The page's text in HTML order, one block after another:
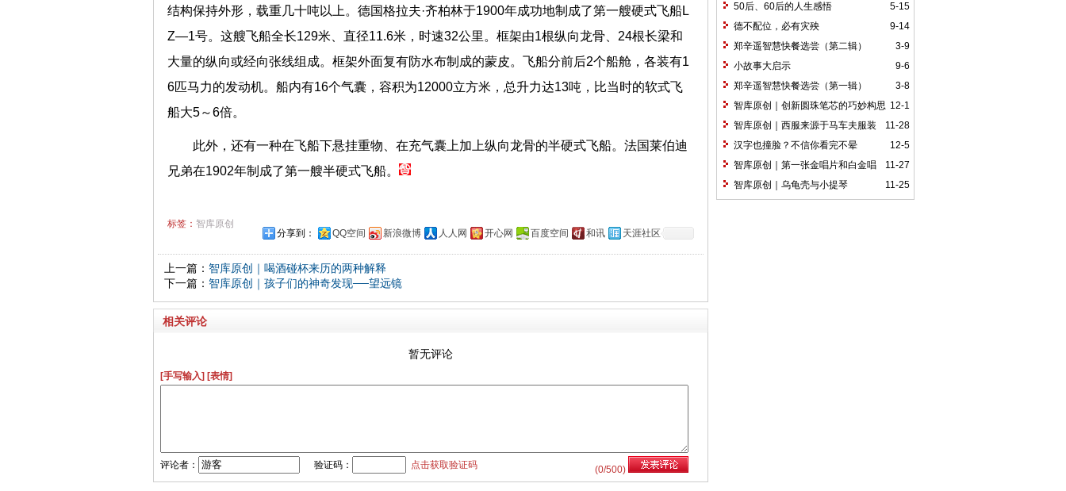
结构保持外形，载重几十吨以上。德国格拉夫·齐柏林于1900年成功地制成了第一艘硬式飞船L
Z—1号。这艘飞船全长129米、直径11.6米，时速32公里。框架由1根纵向龙骨、24根长梁和
大量的纵向或经向张线组成。框架外面复有防水布制成的蒙皮。飞船分前后2个船舱，各装有1
6匹马力的发动机。船内有16个气囊，容积为12000立方米，总升力达13吨，比当时的软式飞
船大5～6倍。
此外，还有一种在飞船下悬挂重物、在充气囊上加上纵向龙骨的半硬式飞船。法国莱伯迪
兄弟在1902年制成了第一艘半硬式飞船。
标签： 智库原创
分享到：
QQ空间 新浪微博 人人网 开心网 百度空间 和讯 天涯社区
上一篇： 智库原创｜喝酒碰杯来历的两种解释
下一篇： 智库原创｜孩子们的神奇发现──望远镜
相关评论
暂无评论
[手写输入] [表情]
(0/500)
评论者： 验证码： 点击获取验证码
5-15
50后、60后的人生感悟
9-14
德不配位，必有灾殃
3-9
郑辛遥智慧快餐选尝（第二辑）
9-6
小故事大启示
3-8
郑辛遥智慧快餐选尝（第一辑）
12-1
智库原创｜创新圆珠笔芯的巧妙构思
11-28
智库原创｜西服来源于马车夫服装
12-5
汉字也撞脸？不信你看完不晕
11-27
智库原创｜第一张金唱片和白金唱
片
11-25
智库原创｜乌龟壳与小提琴